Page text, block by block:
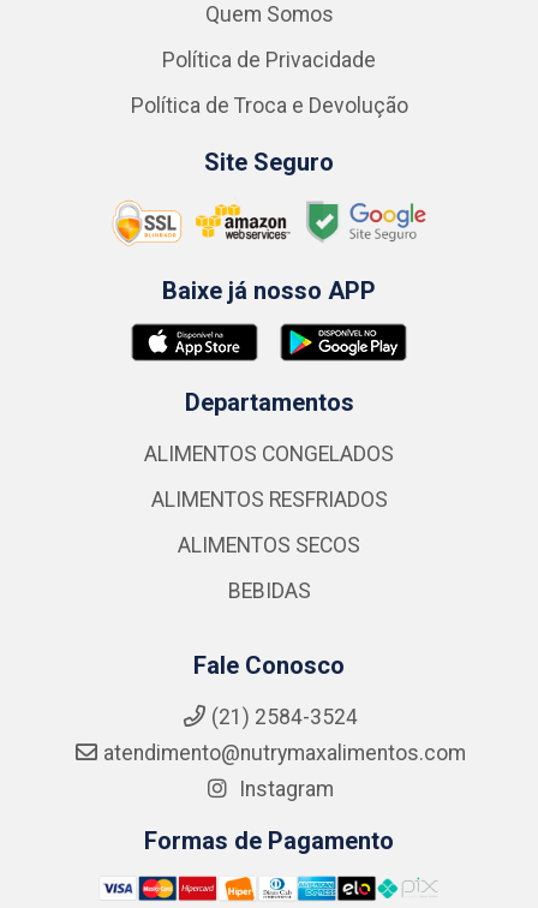
Quem Somos
Política de Privacidade
Política de Troca e Devolução
Site Seguro
Baixe já nosso APP
Departamentos
ALIMENTOS CONGELADOS
ALIMENTOS RESFRIADOS
ALIMENTOS SECOS
BEBIDAS
Fale Conosco
(21) 2584-3524
atendimento@nutrymaxalimentos.com
Instagram
Formas de Pagamento